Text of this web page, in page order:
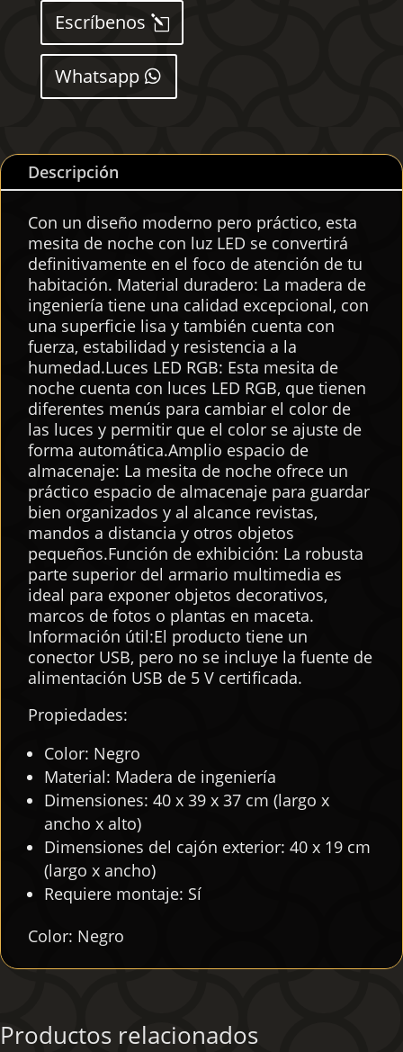
40x39x37
cm
cantidad
Escríbenos
Whatsapp
Descripción
Con un diseño moderno pero práctico, esta
mesita de noche con luz LED se convertirá
definitivamente en el foco de atención de tu
habitación. Material duradero: La madera de
ingeniería tiene una calidad excepcional, con
una superficie lisa y también cuenta con
fuerza, estabilidad y resistencia a la
humedad.Luces LED RGB: Esta mesita de
noche cuenta con luces LED RGB, que tienen
diferentes menús para cambiar el color de
las luces y permitir que el color se ajuste de
forma automática.Amplio espacio de
almacenaje: La mesita de noche ofrece un
práctico espacio de almacenaje para guardar
bien organizados y al alcance revistas,
mandos a distancia y otros objetos
pequeños.Función de exhibición: La robusta
parte superior del armario multimedia es
ideal para exponer objetos decorativos,
marcos de fotos o plantas en maceta.
Información útil:El producto tiene un
conector USB, pero no se incluye la fuente de
alimentación USB de 5 V certificada.
Propiedades:
Color: Negro
Material: Madera de ingeniería
Dimensiones: 40 x 39 x 37 cm (largo x
ancho x alto)
Dimensiones del cajón exterior: 40 x 19 cm
(largo x ancho)
Requiere montaje: Sí
Color: Negro
Productos relacionados